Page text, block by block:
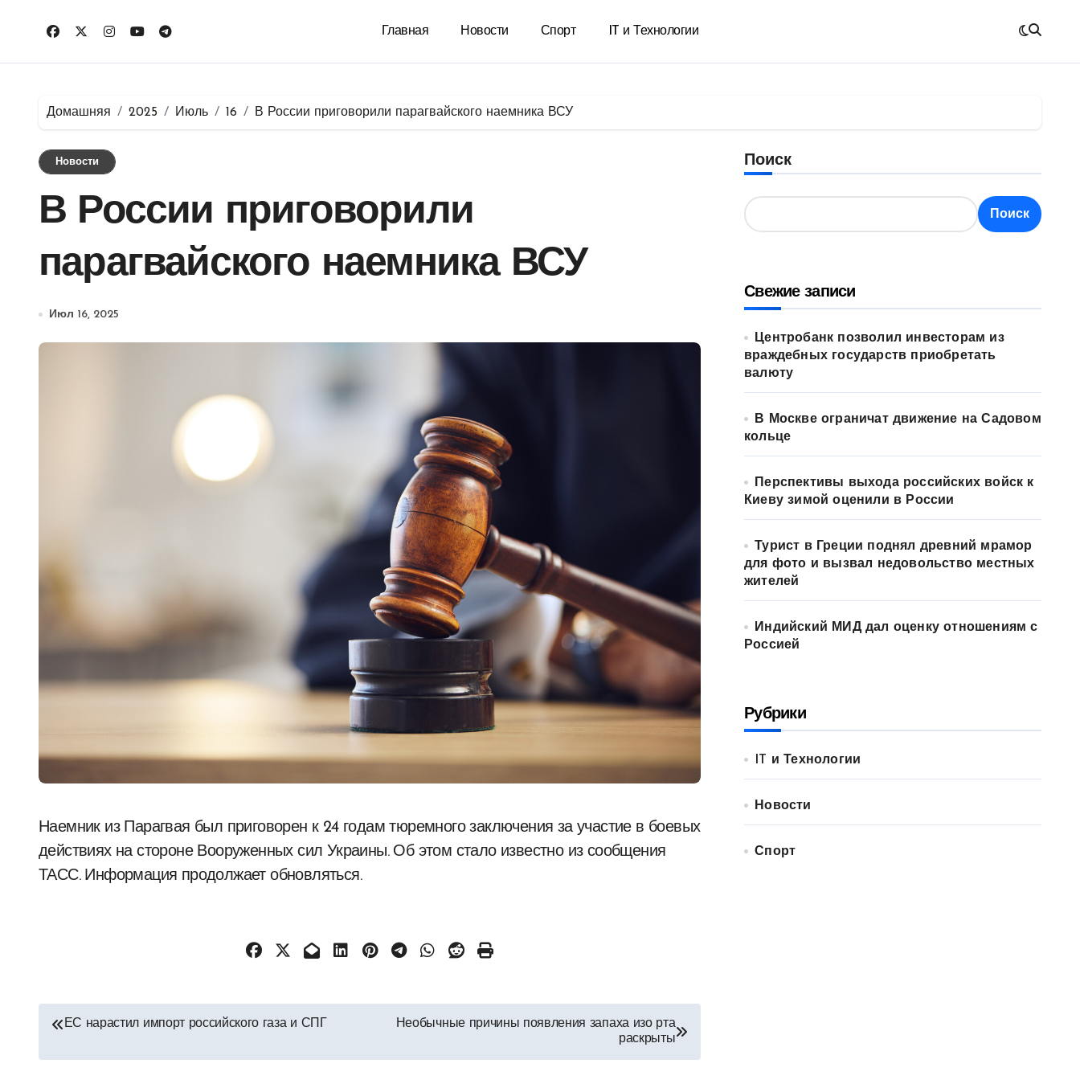
Главная Новости Спорт IT и Технологии
Домашняя 2025 Июль 16 В России приговорили парагвайского наемника ВСУ
Новости
В России приговорили
парагвайского наемника ВСУ
Июл 16, 2025
Наемник из Парагвая был приговорен к 24 годам тюремного заключения за участие в боевых
действиях на стороне Вооруженных сил Украины. Об этом стало известно из сообщения
ТАСС. Информация продолжает обновляться.
Навигация
по
ЕС нарастил импорт российского газа и СПГ
Необычные причины появления запаха изо рта
раскрыты
Поиск
Поиск
Свежие записи
Центробанк позволил инвесторам из
враждебных государств приобретать
валюту
В Москве ограничат движение на Садовом
кольце
Перспективы выхода российских войск к
Киеву зимой оценили в России
Турист в Греции поднял древний мрамор
для фото и вызвал недовольство местных
жителей
Индийский МИД дал оценку отношениям с
Россией
Рубрики
IT и Технологии
Новости
Спорт